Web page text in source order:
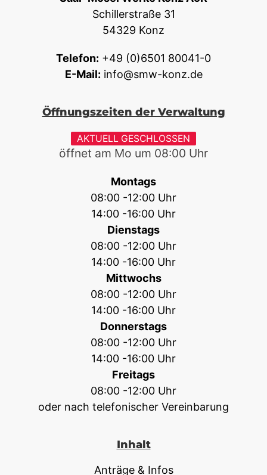
Schillerstraße 31
54329 Konz
Telefon: +49 (0)6501 80041-0
E-Mail: info@smw-konz.de
Öffnungszeiten der Verwaltung
AKTUELL GESCHLOSSEN
öffnet am Mo um 08:00 Uhr
Montags
08:00 -12:00 Uhr
14:00 -16:00 Uhr
Dienstags
08:00 -12:00 Uhr
14:00 -16:00 Uhr
Mittwochs
08:00 -12:00 Uhr
14:00 -16:00 Uhr
Donnerstags
08:00 -12:00 Uhr
14:00 -16:00 Uhr
Freitags
08:00 -12:00 Uhr
oder nach telefonischer Vereinbarung
Inhalt
Anträge & Infos